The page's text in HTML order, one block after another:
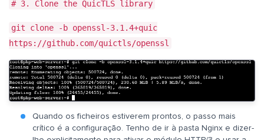
# 3. Clone the QuicTLS library
git clone -b openssl-3.1.4+quic
https://github.com/quictls/openssl
Quando os ficheiros estiverem prontos, o passo mais
crítico é a configuração. Tenho de ir à pasta Nginx e dizer-